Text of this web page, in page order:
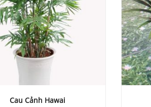
Cau Cảnh Hawai